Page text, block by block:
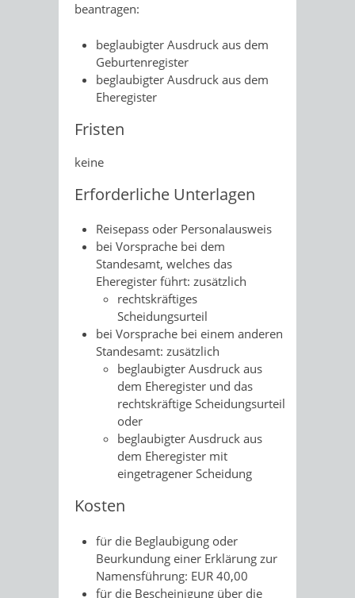
beantragen:
beglaubigter Ausdruck aus dem
Geburtenregister
beglaubigter Ausdruck aus dem
Eheregister
Fristen
keine
Erforderliche Unterlagen
Reisepass oder Personalausweis
bei Vorsprache bei dem
Standesamt, welches das
Eheregister führt: zusätzlich
rechtskräftiges
Scheidungsurteil
bei Vorsprache bei einem anderen
Standesamt: zusätzlich
beglaubigter Ausdruck aus
dem Eheregister und das
rechtskräftige Scheidungsurteil
oder
beglaubigter Ausdruck aus
dem Eheregister mit
eingetragener Scheidung
Kosten
für die Beglaubigung oder
Beurkundung einer Erklärung zur
Namensführung: EUR 40,00
für die Bescheinigung über die